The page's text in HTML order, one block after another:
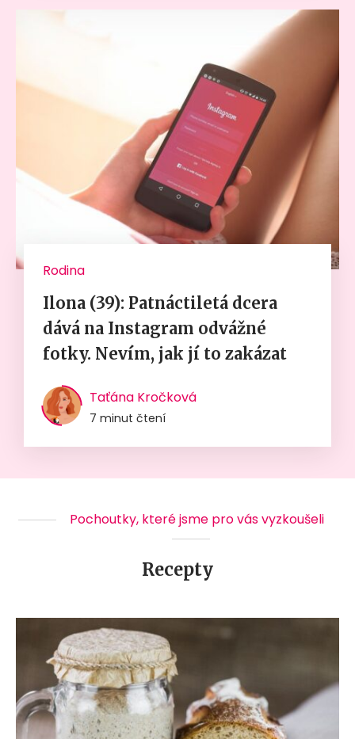
Rodina
Ilona (39): Patnáctiletá dcera
dává na Instagram odvážné
fotky. Nevím, jak jí to zakázat
Taťána Kročková
7 minut čtení
Pochoutky, které jsme pro vás vyzkoušeli
Recepty